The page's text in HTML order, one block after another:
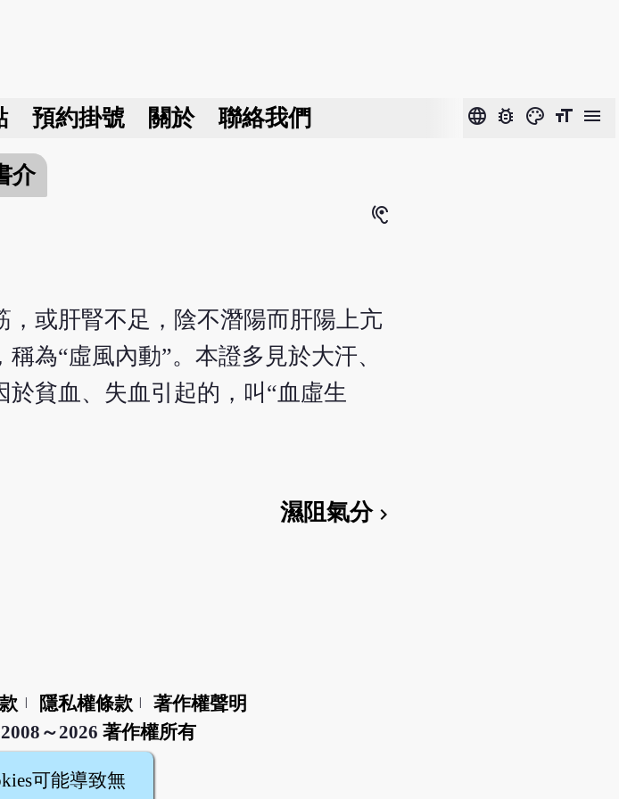
預約掛號 關於 聯絡我們 language bug_report color_lens format_size menu
介
hearing
或肝腎不足，陰不潛陽而肝陽上亢
為“虛風內動”。本證多見於大汗、
貧血、失血引起的，叫“血虛生
濕阻氣分chevron_right
隱私權條款
著作權聲明
～2026 著作權所有
可能導致無